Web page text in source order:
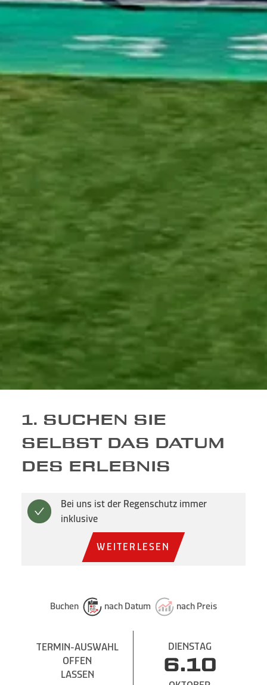
1. SUCHEN SIE
SELBST DAS DATUM
DES ERLEBNIS
Bei uns ist der Regenschutz immer
inklusive
WEITERLESEN
Buchen nach Datum nach Preis
TERMIN-AUSWAHL
OFFEN
LASSEN
DIENSTAG
6.10